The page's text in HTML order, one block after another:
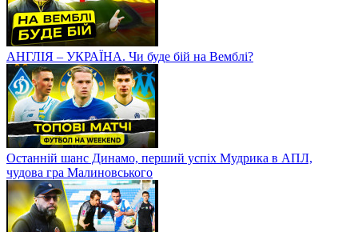
АНГЛІЯ – УКРАЇНА. Чи буде бій на Вемблі?
Останній шанс Динамо, перший успіх Мудрика в АПЛ,
чудова гра Малиновського